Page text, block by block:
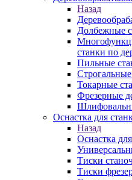
Назад
Долбежные
станки по
Пильные
Токарные
Фрезерные
Оснастка для
Назад
Оснастка
Тиски
Тиски